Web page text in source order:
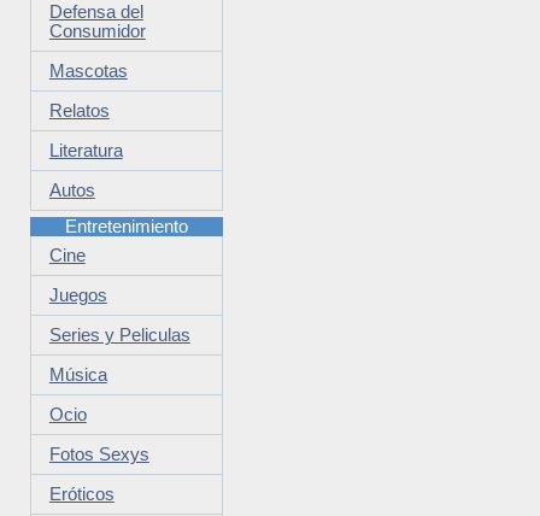
Defensa del
Consumidor
Mascotas
Relatos
Literatura
Autos
Entretenimiento
Cine
Juegos
Series y Peliculas
Música
Ocio
Fotos Sexys
Eróticos